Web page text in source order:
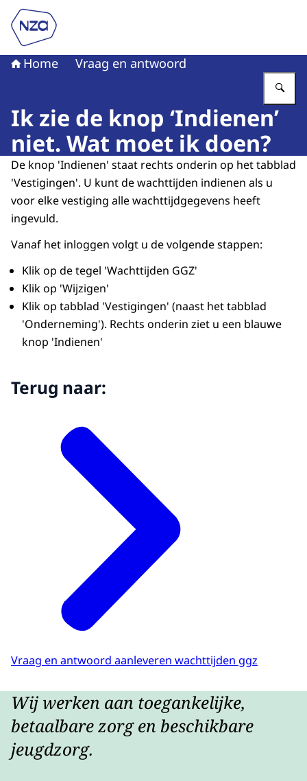
Naar de homepage van Nederlandse Zorgautoriteit
Home Vraag en antwoord
Ik zie de knop ‘Indienen’
niet. Wat moet ik doen?
De knop 'Indienen' staat rechts onderin op het tabblad
'Vestigingen'. U kunt de wachttijden indienen als u
voor elke vestiging alle wachttijdgegevens heeft
ingevuld.
Vanaf het inloggen volgt u de volgende stappen:
Klik op de tegel 'Wachttijden GGZ'
Klik op 'Wijzigen'
Klik op tabblad 'Vestigingen' (naast het tabblad
'Onderneming'). Rechts onderin ziet u een blauwe
knop 'Indienen'
Terug naar:
Vraag en antwoord aanleveren wachttijden ggz
Wij werken aan toegankelijke,
betaalbare zorg en beschikbare
jeugdzorg.